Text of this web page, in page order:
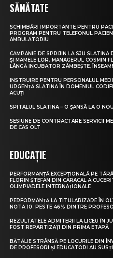
SĂNĂTATE
SCHIMBĂRI IMPORTANTE PENTRU
PROGRAM PENTRU TELEFONUL
AMBULATORIU
CAMPANIE DE SPRIJIN LA SJU SLATINA
ȘI MAMELE LOR. MANAGERUL COSMIN
LÂNGĂ INCUBATOR ZÂMBEȘTE,
INSTRUIRE PENTRU PERSONALUL
URGENȚĂ SLATINA ÎN DOMENIUL
ACUȚI
SPITALUL SLATINA – O ȘANSĂ LA O
SESIUNE DE CONTRACTARE SERVICII
DE CAS OLT
EDUCAȚIE
PERFORMANȚĂ EXCEPȚIONALĂ PE
FLORIN ȘTEFAN DIN CARACAL A
OLIMPIADELE INTERNAȚIONALE
PERFORMANȚĂ LA TITULARIZARE ÎN
NOTA 10. PESTE 46% DINTRE
REZULTATELE ADMITERII LA LICEU ÎN
FOST REPARTIZAȚI DIN PRIMA ETAPĂ
BĂTĂLIE STRÂNSĂ PE LOCURILE DIN
DE PROFESORI ȘI EDUCATORI AU